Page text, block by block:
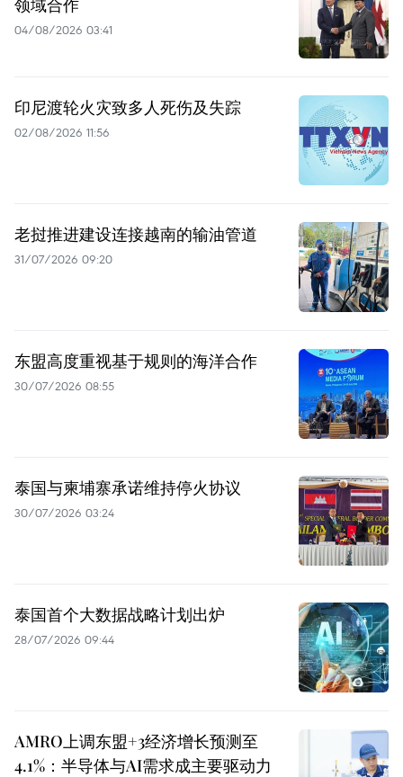
04/08/2026 03:41
印尼渡轮火灾致多人死伤及失踪
02/08/2026 11:56
老挝推进建设连接越南的输油管道
31/07/2026 09:20
东盟高度重视基于规则的海洋合作
30/07/2026 08:55
泰国与柬埔寨承诺维持停火协议
30/07/2026 03:24
泰国首个大数据战略计划出炉
28/07/2026 09:44
AMRO上调东盟+3经济增长预测至
4.1%：半导体与AI需求成主要驱动力